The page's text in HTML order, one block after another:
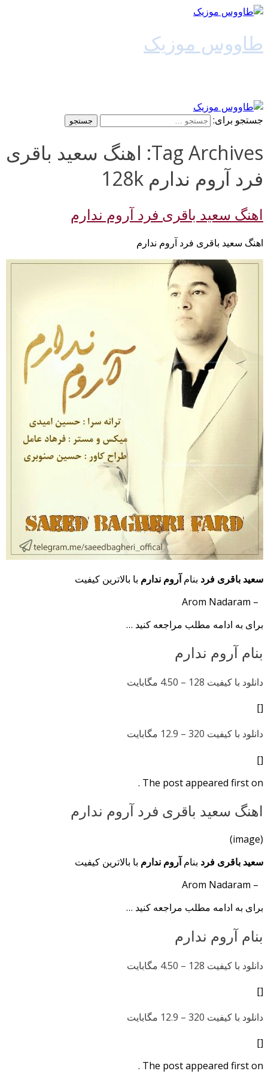
طاووس موزیک
جستجو برای:
Tag Archives: اهنگ سعید باقری
فرد آروم ندارم 128k
اهنگ سعید باقری فرد آروم ندارم
اهنگ سعید باقری فرد آروم ندارم
سعید باقری فرد بنامآروم ندارم با بالاترین کیفیت
– Arom Nadaram
برای به ادامه مطلب مراجعه کنید …
بنام آروم ندارم
دانلود با کیفیت 128 –
4.50 مگابایت
[]
دانلود با کیفیت 320 –
12.9 مگابایت
[]
The post appeared first on .
اهنگ سعید باقری فرد آروم ندارم
(image)
سعید باقری فرد بنام آروم ندارم با بالاترین کیفیت
– Arom Nadaram
برای به ادامه مطلب مراجعه کنید …
بنام آروم ندارم
دانلود با کیفیت 128 –
4.50 مگابایت
[]
دانلود با کیفیت 320 –
12.9 مگابایت
[]
The post appeared first on .